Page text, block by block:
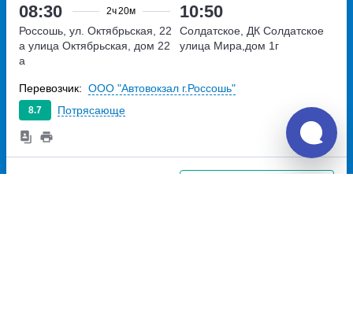
08:30 2ч20м 10:50
Россошь, ул. Октябрьская, 22
а улица Октябрьская, дом 22
а
Солдатское, ДК Солдатское
улица Мира,дом 1г
8.7 Потрясающе
Перевозчик: ООО "Автовокзал г.Россошь"